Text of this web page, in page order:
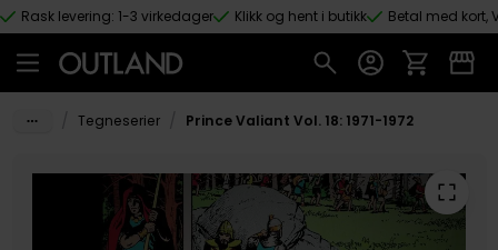
Hopp til hovedinnhold
Rask levering: 1-3 virkedager Klikk og hent i butikk Betal med kort,
Tegneserier Prince Valiant Vol. 18: 1971-1972